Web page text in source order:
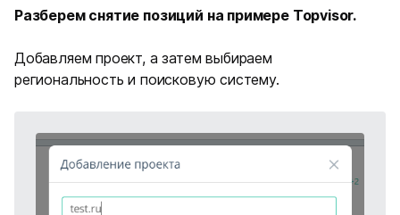
Разберем снятие позиций на примере Topvisor.
Добавляем проект, а затем выбираем
региональность и поисковую систему.